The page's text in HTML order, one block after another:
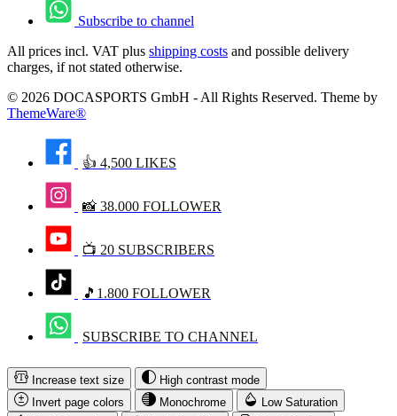
Subscribe to channel
All prices incl. VAT plus shipping costs and possible delivery
charges, if not stated otherwise.
© 2026 DOCASPORTS GmbH - All Rights Reserved. Theme by
ThemeWare®
👍 4,500 LIKES
📸 38.000 FOLLOWER
📺 20 SUBSCRIBERS
🎵1.800 FOLLOWER
SUBSCRIBE TO CHANNEL
Increase text size
High contrast mode
Invert page colors
Monochrome
Low Saturation